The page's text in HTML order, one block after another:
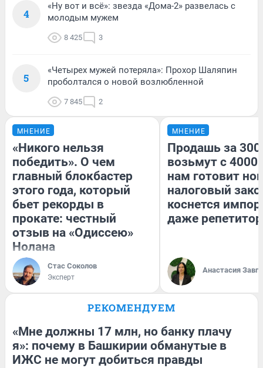
4
«Ну вот и всё»: звезда «Дома-2» развелась с
молодым мужем
8 425 3
5
«Четырех мужей потеряла»: Прохор Шаляпин
проболтался о новой возлюбленной
7 845 2
МНЕНИЕ
«Никого нельзя
победить». О чем
главный блокбастер
этого года, который
бьет рекорды в
прокате: честный
отзыв на «Одиссею»
Нолана
Стас Соколов
Эксперт
МНЕНИЕ
Продашь за
возьмут с
нам готовит
налоговый
коснется
даже
Анастасия
РЕКОМЕНДУЕМ
«Мне должны 17 млн, но банку плачу
я»: почему в Башкирии обманутые в
ИЖС не могут добиться правды